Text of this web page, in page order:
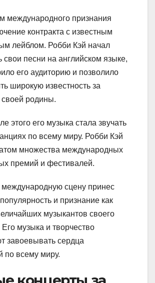
международного признания
контракта с известным
лейблом. Робби Кэй начал
свои песни на английском языке,
его аудиторию и позволило
широкую известность за
родины.
этого его музыка стала звучать
по всему миру. Робби Кэй
множества международных
премий и фестивалей.
сцену принес
и признание как
музыкантов своего
музыка и творчество
завоевывать сердца
по всему миру.